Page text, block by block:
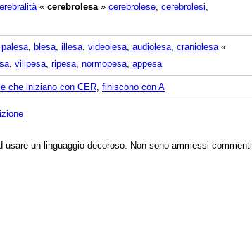
« cerebrolesa » cerebrolese cerebrolesi
palesa blesa illesa videolesa audiolesa craniolesa «
vilipesa ripesa normopesa appesa
che iniziano con CER finiscono con A
un linguaggio decoroso. Non sono ammessi commenti